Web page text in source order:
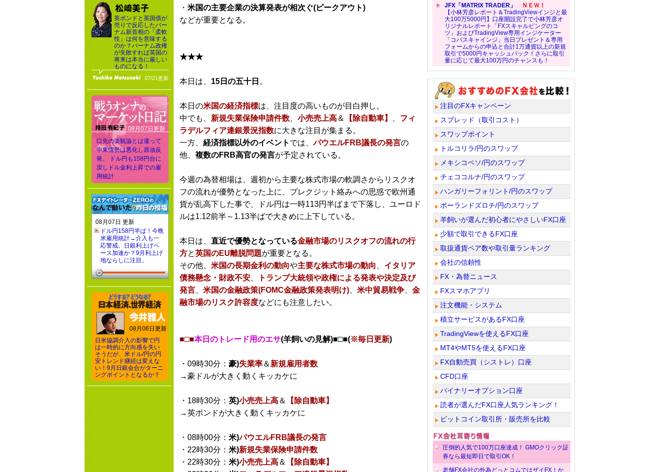
・ 米国の主要企業の決算発表が相次ぐ(ピークアウト)
などが重要となる。
★★★
本日は、 15日の五十日 。
本日の米国の経済指標は、注目度の高いものが目白押し。
中でも、 新規失業保険申請件数 小売売上高＆ 【除自動車】
フィ
ラデルフィア連銀景況指数に大きな注目が集まる。
一方、 経済指標以外のイベント では、パウエルFRB議長の発言の
他、 複数のFRB高官の発言が予定されている。
今週の為替相場は、週初から主要な株式市場の軟調さからリスクオ
フの流れが優勢となった上に、ブレクジット絡みへの思惑で欧州通
貨が乱高下した事で、ドル円は一時113円半ばまで下落し、ユーロド
ルは1.12前半～1.13半ばで大きめに上下している。
本日は、 直近で優勢となっている金融市場のリスクオフの流れの行
方と英国のEU離脱問題が重要となる。
その他、 米国の長期金利の動向や主要な株式市場の動向
イタリア
債務懸念・財政不安
トランプ大統領や政権による発表や決定及び
発言
米国の金融政策(FOMC金融政策発表明け) 米中貿易戦争
金
融市場のリスク許容度などにも注意したい。
■□■本日のトレード用のエサ(羊飼いの見解)■□■(※毎日更新)
・09時30分： 豪)失業率＆ 新規雇用者数
→豪ドルが大きく動くキッカケに
・18時30分： 英)小売売上高＆
【除自動車】
→英ポンドが大きく動くキッカケに
・08時00分： 米)パウエルFRB議長の発言
・22時30分： 米)新規失業保険申請件数
・22時30分： 米)小売売上高＆
【除自動車】
JFX「MATRIX TRADER」
ＮＥＷ！
【小林芳彦レポート＆TradingViewインジと最
大100万5000円】口座開設完了で小林芳彦オ
リジナルレポート「FXスキャルピングのコ
ツ」およびTradingView専用インジケーター
「コバスキャインジ」当日プレゼント＆専用
フォームからの申込と合計1万通貨以上の新規
取引で5000円キャッシュバック！さらに取引
量に応じて最大100万円のチャンスも！
注目のFXキャンペーン
スプレッド（取引コスト）
スワップポイント
トルコリラ/円のスワップ
メキシコペソ/円のスワップ
チェココルナ/円のスワップ
ハンガリーフォリント/円のスワップ
ポーランドズロチ/円のスワップ
羊飼いが選んだ初心者にやさしいFX口座
少額で取引できるFX口座
取扱通貨ペア数や取引量ランキング
会社の信頼性
FX・為替ニュース
FXスマホアプリ
注文機能・システム
積立サービスがあるFX口座
TradingViewを使えるFX口座
MT4やMT5を使えるFX口座
FX自動売買（シストレ）口座
CFD口座
バイナリーオプション口座
読者が選んだFX口座人気ランキング！
ビットコイン取引所・販売所を比較
圧倒的人気で100万口座達成！ GMOクリック証
券なら最短即日で取引OK！
老舗FX会社の外為どっとコムではザイFX！か
英ポンドと英国債が
売りで反応したバー
ナム新首相の「柔軟
性」は何を意味する
のか？バーナム政権
が失敗すれば英国の
将来は本当に厳しい
ものになる！
07/21更新
08月07日更新
口先の楽観論とは違って
中東情勢は悪化し原油反
発、 ドル円も158円台に
戻しドル金利上昇での雇
用統計
08月07日 更新
ドル円158円半ば！今晩
米雇用統計→介入も一
応警戒。日銀利上げペ
ース加速か？9月利上げ
地ならしに注目。
08月06日更新
日米協調介入の影響で円
は一時的に方向感を失い
そうだが、米ドル/円の円
安トレンド継続は変えな
い！9月日銀会合がターニ
ングポイントとなるか？